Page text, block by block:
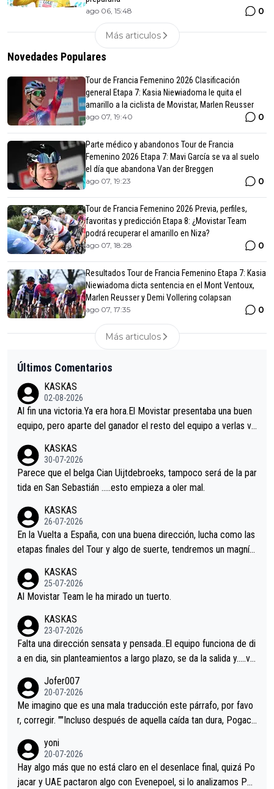
ago 06, 15:48 0
Más articulos
Novedades Populares
Tour de Francia Femenino 2026 Clasificación
general Etapa 7: Kasia Niewiadoma le quita el
amarillo a la ciclista de Movistar, Marlen Reusser
ago 07, 19:40 0
Parte médico y abandonos Tour de Francia
Femenino 2026 Etapa 7: Mavi García se va al suelo
el día que abandona Van der Breggen
ago 07, 19:23 0
Tour de Francia Femenino 2026 Previa, perfiles,
favoritas y predicción Etapa 8: ¿Movistar Team
podrá recuperar el amarillo en Niza?
ago 07, 18:28 0
Resultados Tour de Francia Femenino Etapa 7: Kasia
Niewiadoma dicta sentencia en el Mont Ventoux,
Marlen Reusser y Demi Vollering colapsan
ago 07, 17:35 0
Más articulos
Últimos Comentarios
KASKAS
02-08-2026
Al fin una victoria.Ya era hora.El Movistar presentaba una buen
equipo, pero aparte del ganador el resto del equipo a verlas ve
s.La única buena noticia es la mejoría de Enric Más en San Seb
astian.Si en la Vuelta a Burgos sigue la mejoría, podríamos ten
er alguna sorpresa en la Vuelta.Ojalá.
KASKAS
30-07-2026
Parece que el belga Cian Uijtdebroeks, tampoco será de la par
tida en San Sebastián …..esto empieza a oler mal.
KASKAS
26-07-2026
En la Vuelta a España, con una buena dirección, lucha como las
etapas finales del Tour y algo de suerte, tendremos un magnífi
KASKAS
25-07-2026
Al Movistar Team le ha mirado un tuerto.
KASKAS
23-07-2026
Falta una dirección sensata y pensada..El equipo funciona de di
a en dia, sin planteamientos a largo plazo, se da la salida y…..ve
Minguez, Velez etc etc.Me da pena vivir estos momentos tan
tristes sin victorias.
Jofer007
20-07-2026
Me imagino que es una mala traducción este párrafo, por favo
r, corregir. ""Incluso después de aquella caída tan dura, Pogaca
permaneció pegado a su rueda. Parecía increíble la forma en l
a que era capaz de controlar el miedo", recordó."
yoni
20-07-2026
Hay algo más que no está claro en el desenlace final, quizá Po
jacar y UAE pactaron algo con Evenepoel, si lo analizamos Poj